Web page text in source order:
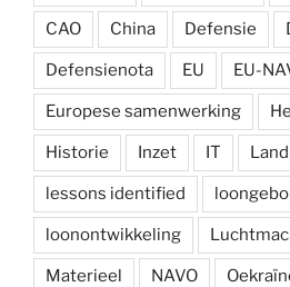
CAO China Defensie
Defensienota EU EU-
Europese samenwerking
Historie Inzet IT
lessons identified
loonontwikkeling
Materieel NAVO